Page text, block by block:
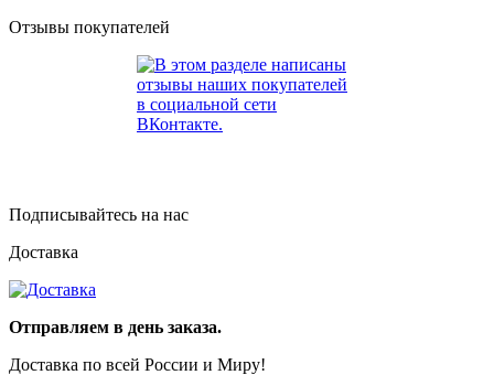
Отзывы покупателей
Подписывайтесь на нас
Доставка
Отправляем в день заказа.
Доставка по всей России и Миру!